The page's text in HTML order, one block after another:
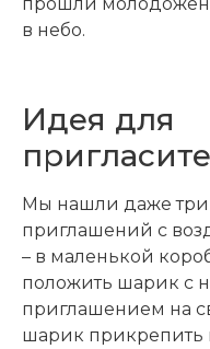
в небо.
Идея для
Мы нашли даже три
приглашений с
– в маленькой
положить шарик с
приглашением на
шарик прикрепить